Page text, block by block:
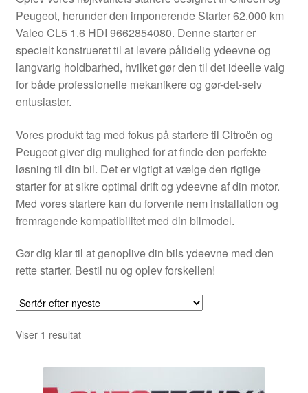
Klageprocedure
Kontakte
Kurv
Levering
Min Konto
Om os
Vilkår og betingelser
Peugeot, herunder den imponerende Starter 62.000 km
Valeo CL5 1.6 HDI 9662854080. Denne starter er
specielt konstrueret til at levere pålidelig ydeevne og
langvarig holdbarhed, hvilket gør den til det ideelle valg
for både professionelle mekanikere og gør-det-selv
entusiaster.
Vores produkt tag med fokus på startere til Citroën og
Peugeot giver dig mulighed for at finde den perfekte
løsning til din bil. Det er vigtigt at vælge den rigtige
starter for at sikre optimal drift og ydeevne af din motor.
Med vores startere kan du forvente nem installation og
fremragende kompatibilitet med din bilmodel.
Gør dig klar til at genoplive din bils ydeevne med den
rette starter. Bestil nu og oplev forskellen!
Viser 1 resultat